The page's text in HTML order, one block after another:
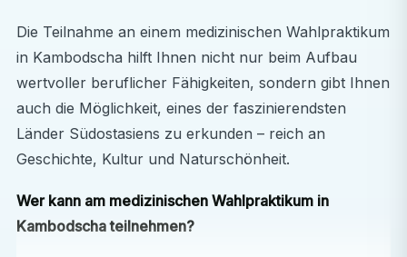
Die Teilnahme an einem medizinischen Wahlpraktikum
in Kambodscha hilft Ihnen nicht nur beim Aufbau
wertvoller beruflicher Fähigkeiten, sondern gibt Ihnen
auch die Möglichkeit, eines der faszinierendsten
Länder Südostasiens zu erkunden – reich an
Geschichte, Kultur und Naturschönheit.
Wer kann am medizinischen Wahlpraktikum in
Kambodscha teilnehmen?